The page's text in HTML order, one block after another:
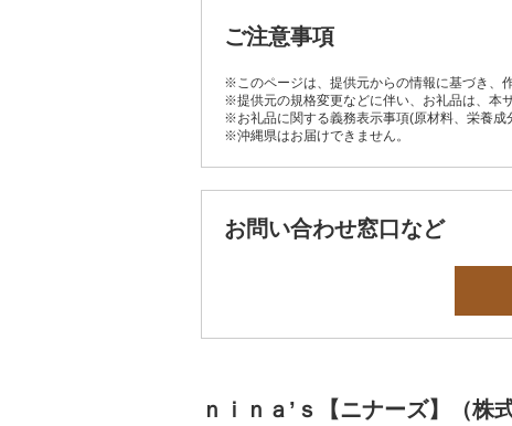
ご注意事項
※このページは、提供元からの情報に基づき、
※提供元の規格変更などに伴い、お礼品は、本
※お礼品に関する義務表示事項(原材料、栄養成
※沖縄県はお届けできません。
お問い合わせ窓口など
ｎｉｎａ’ｓ【ニナーズ】（